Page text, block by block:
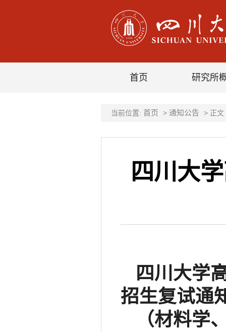
首页 研究所
当前位置: 首页 > 通知公告 > 正文
四川大
四川大学
招生复试通
（材料学